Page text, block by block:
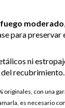
fuego moderado
para preservar
ni
recubrimiento.
con una
es necesario